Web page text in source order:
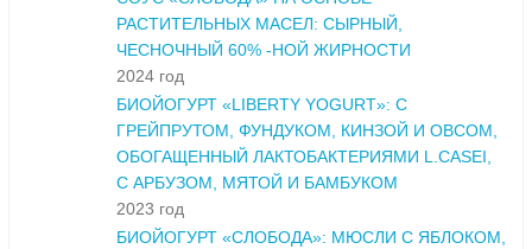
РАСТИТЕЛЬНЫХ МАСЕЛ: СЫРНЫЙ,
ЧЕСНОЧНЫЙ 60% -НОЙ ЖИРНОСТИ
2024 год
БИОЙОГУРТ «LIBERTY YOGURT»: С
ГРЕЙПРУТОМ, ФУНДУКОМ, КИНЗОЙ И ОВСОМ,
ОБОГАЩЕННЫЙ ЛАКТОБАКТЕРИЯМИ L.CASEI,
С АРБУЗОМ, МЯТОЙ И БАМБУКОМ
2023 год
БИОЙОГУРТ «СЛОБОДА»: МЮСЛИ С ЯБЛОКОМ,